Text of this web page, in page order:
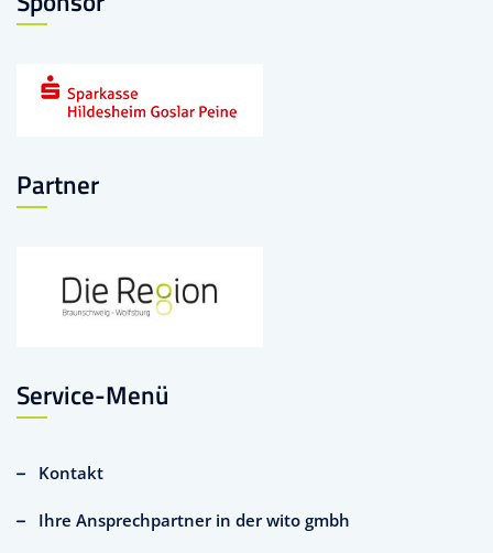
Partner
Service-Menü
Kontakt
Ihre Ansprechpartner in der wito gmbh